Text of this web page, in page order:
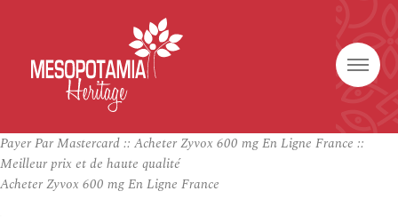
Payer Par Mastercard :: Acheter Zyvox 600 mg En Ligne France ::
Meilleur prix et de haute qualité
Acheter Zyvox 600 mg En Ligne France